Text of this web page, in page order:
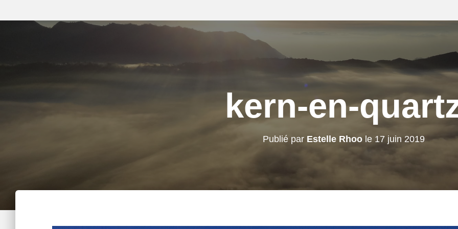
kern-en-
Publié par Estelle Rhoole 17 juin 2019